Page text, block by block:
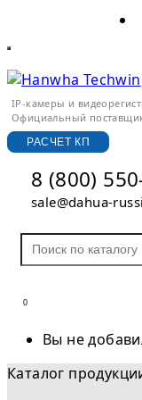
IP-камеры и
Официальный
РАСЧЕТ КП
8 (800)
sale@dahua-
0
Вы не
Каталог